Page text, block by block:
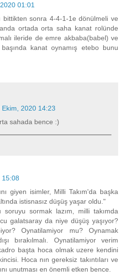
01:01
bittikten sonra 4-4-1-1e dönülmeli ve
ortada orta saha kanat rolünde
ileride de emre akbaba(babel) ve
kanat oynamış etebo bunu
Ekim, 2020 14:23
sahada bence :)
15:08
giyen isimler, Milli Takım'da başka
istisnasız düşüş yaşar oldu."
soruyu sormak lazım, milli takımda
galatsaray da niye düşüş yaşıyor?
Oynatilamiyor mu? Oynamak
bırakılmalı. Oynatilamiyor verim
başta hoca olmak uzere kendini
Hoca nın gereksiz takıntıları ve
unutması en önemli etken bence.